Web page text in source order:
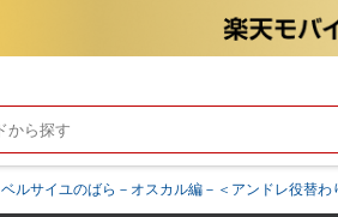
ベルサイユのばら－オスカル編－＜アンドレ役